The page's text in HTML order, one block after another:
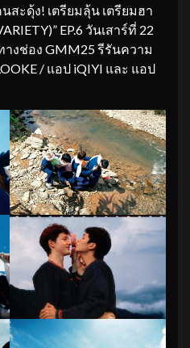
สะดุ้ง! เตรียมลุ้น เตรียมฮา
EP.6 วันเสาร์ที่ 22
างช่อง GMM25 รีรันความ
/ แอป iQIYI และ แอป